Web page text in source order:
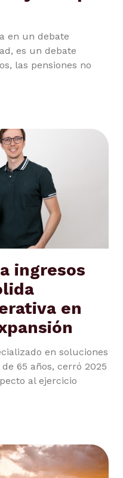
en un debate
es un debate
las pensiones no
ingresos
en
en soluciones
65 años, cerró 2025
al ejercicio